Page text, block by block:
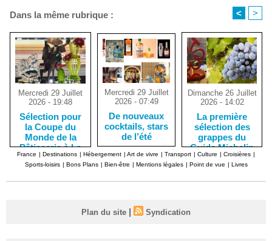
Dans la même rubrique : < >
Mercredi 29 Juillet
2026 - 19:48
Sélection pour
la Coupe du
Monde de la
Pâtisserie à La
Nouvelle-
Orléans
Mercredi 29 Juillet
2026 - 07:49
De nouveaux
cocktails, stars
de l’été
Dimanche 26 Juillet
2026 - 14:02
La première
sélection des
grappes du
Guide Michelin
France | Destinations | Hébergement | Art de vivre | Transport | Culture | Croisières |
Sports-loisirs | Bons Plans | Bien-être | Mentions légales | Point de vue | Livres
Plan du site | Syndication